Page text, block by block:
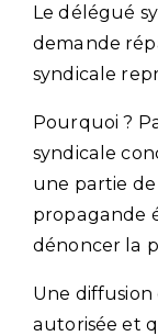
Le délégué
demande
syndicale
Pourquoi ?
syndicale
une partie de
propagande
dénoncer la
Une diffusion
autorisée et